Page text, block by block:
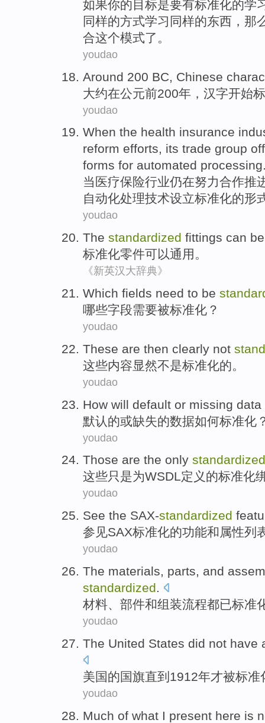
如果你的 目标是要有标准化的学
同样的方式学习 同样的东西 ， 那
合这个模式了。
youdao
Around 200 BC, Chinese
大约在公元前200年，汉字开始
youdao
When the health insurance
reform efforts, its trade group
forms for automated processing
当 医疗保险行业仍在努力合作推
自动化处理技术设立标准化的形
youdao
The standardized fittings can be
标准化零件可以通用 。
《新英汉大辞典》
Which fields need to be
哪些字段需要被标准化 ？
youdao
These are then clearly not
这些内容显然不是标准化的。
youdao
How will default or missing data
默认 的或缺失的数据如何标准化
youdao
Those are the only standardized
这些只是为WSDL定义 的标准化
youdao
See the SAX-standardized
参见SAX标准化的功能和 属性列
youdao
The materials, parts, and
standardized.
材料、 部件和组装流程都已标准
youdao
The United States did not have
美国的国旗直到 1912年才被标准
youdao
Much of what I present here is